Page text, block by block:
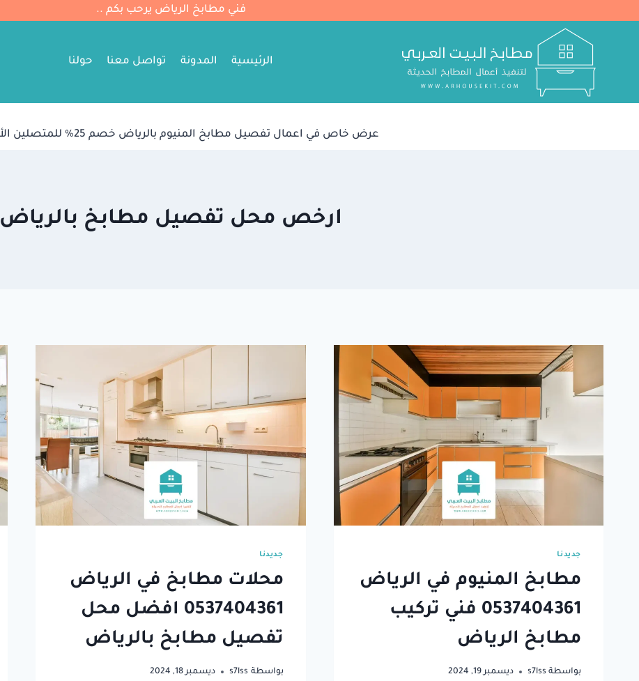
فني مطابخ الرياض يرحب بكم ..
الرئيسية المدونة تواصل معنا حولنا
عرض خاص في اعمال تفصيل مطابخ المنيوم بالرياض خصم 25% للمتصلين الأن..
ارخص محل تفصيل مطابخ بالرياض
جديدنا
مطابخ المنيوم في الرياض
0537404361⁩ فني تركيب
مطابخ الرياض
بواسطة s7lss ديسمبر 19, 2024
جديدنا
محلات مطابخ في الرياض
0537404361⁩ افضل محل
تفصيل مطابخ بالرياض
بواسطة s7lss ديسمبر 18, 2024